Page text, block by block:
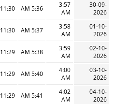
30-09-
2026
3:57
AM
5:36 AM
11:30 AM
01-10-
2026
3:58
AM
5:37 AM
11:30 AM
02-10-
2026
3:59
AM
5:38 AM
11:29 AM
03-10-
2026
4:00
AM
5:40 AM
11:29 AM
04-10-
2026
4:02
AM
5:41 AM
11:29 AM